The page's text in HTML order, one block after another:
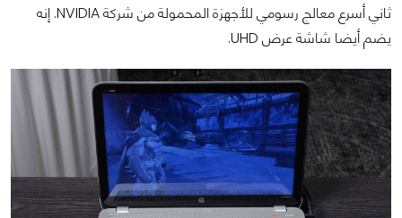
ثاني أسرع معالج رسومي للأجهزة المحمولة من شركة NVIDIA. إنه
يضم أيضا شاشة عرض UHD.